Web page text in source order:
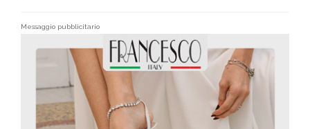
Messaggio pubblicitario